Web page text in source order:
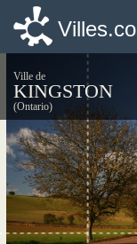
Villes.co
Ville de
KINGSTON
(Ontario)
Villes.co